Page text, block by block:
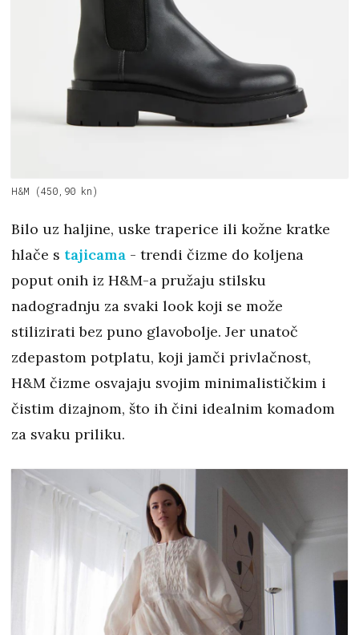
H&M (450,90 kn)
Bilo uz haljine, uske traperice ili kožne kratke
hlače s tajicama - trendi čizme do koljena
poput onih iz H&M-a pružaju stilsku
nadogradnju za svaki look koji se može
stilizirati bez puno glavobolje. Jer unatoč
zdepastom potplatu, koji jamči privlačnost,
H&M čizme osvajaju svojim minimalističkim i
čistim dizajnom, što ih čini idealnim komadom
za svaku priliku.